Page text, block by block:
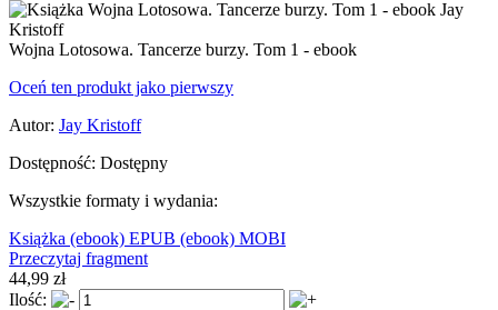
Wojna Lotosowa. Tancerze burzy. Tom 1 - ebook
Oceń ten produkt jako pierwszy
Autor: Jay Kristoff
Dostępność: Dostępny
Wszystkie formaty i wydania:
Książka (ebook) EPUB (ebook) MOBI
Przeczytaj fragment
44,99 zł
Ilość: